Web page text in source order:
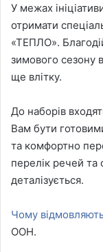
У межах
отримати
«ТЕПЛО».
зимового сезону
ще влітку.
До наборів
Вам бути
та комфортно
перелік речей та
деталізується.
Чому
ООН.